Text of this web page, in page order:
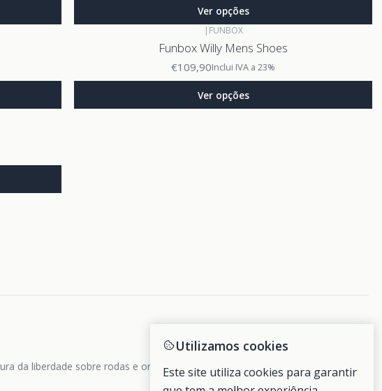
Ver opções
| FUNBOX
Funbox Willy Mens Shoes
€109,90Inclui IVA a 23%
Ver opções
da liberdade sobre rodas e ondas.
Utilizamos cookies
Este site utiliza cookies para garantir